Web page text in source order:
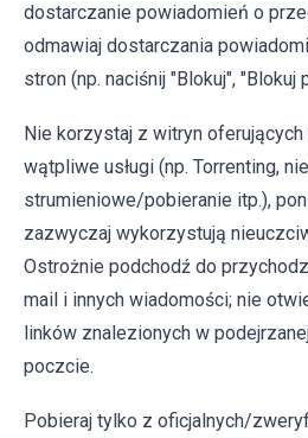
dostarczanie powiadomień o
odmawiaj dostarczania
stron (np. naciśnij "Blokuj", "Blokuj
Nie korzystaj z witryn
wątpliwe usługi (np. Torrenting,
strumieniowe/pobieranie itp.),
zazwyczaj wykorzystują
Ostrożnie podchodź do
mail i innych wiadomości; nie
linków znalezionych w
poczcie.
Pobieraj tylko z oficjalnych/